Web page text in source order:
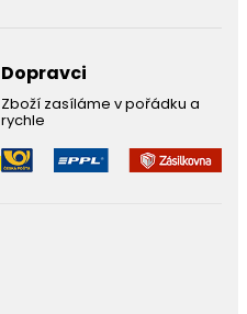
Dopravci
Zboží zasíláme v pořádku a
rychle